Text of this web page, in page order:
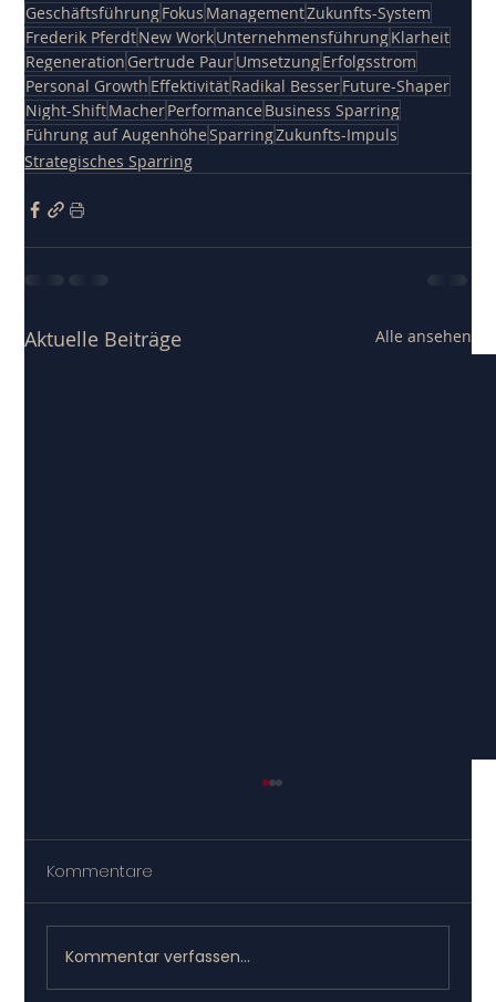
GeschäftsführungFokus ManagementZukunfts-System
Frederik PferdtNew WorkUnternehmensführungKlarheit
Regeneration Gertrude PaurUmsetzungErfolgsstrom
Personal Growth EffektivitätRadikal BesserFuture-Shaper
Night-ShiftMacherPerformance Business Sparring
Führung auf AugenhöheSparringZukunfts-Impuls
Strategisches Sparring
Aktuelle Beiträge Alle ansehen
Kommentare
Kommentar verfassen...